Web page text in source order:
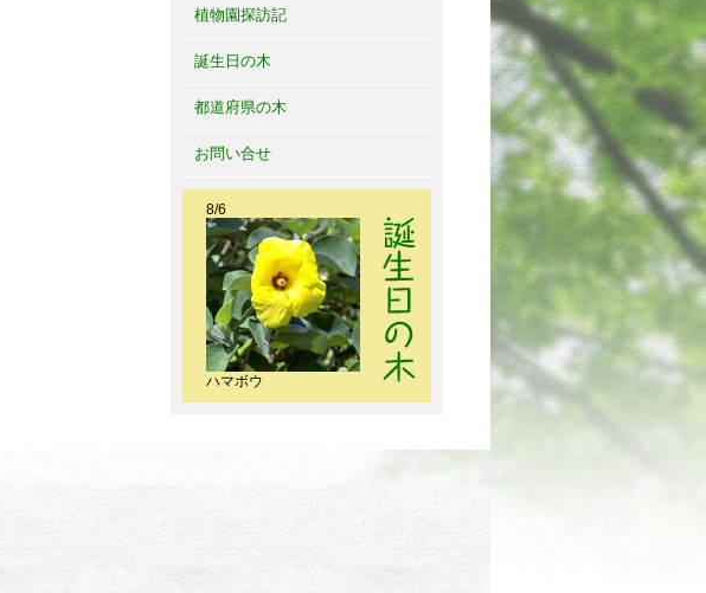
植物園探訪記
誕生日の木
都道府県の木
お問い合せ
8/6
ハマボウ